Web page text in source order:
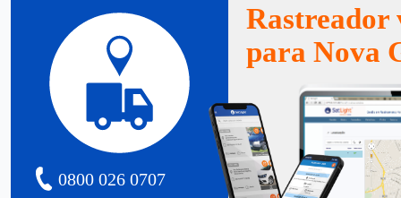
0800 026 0707
Rastreador
para Nova